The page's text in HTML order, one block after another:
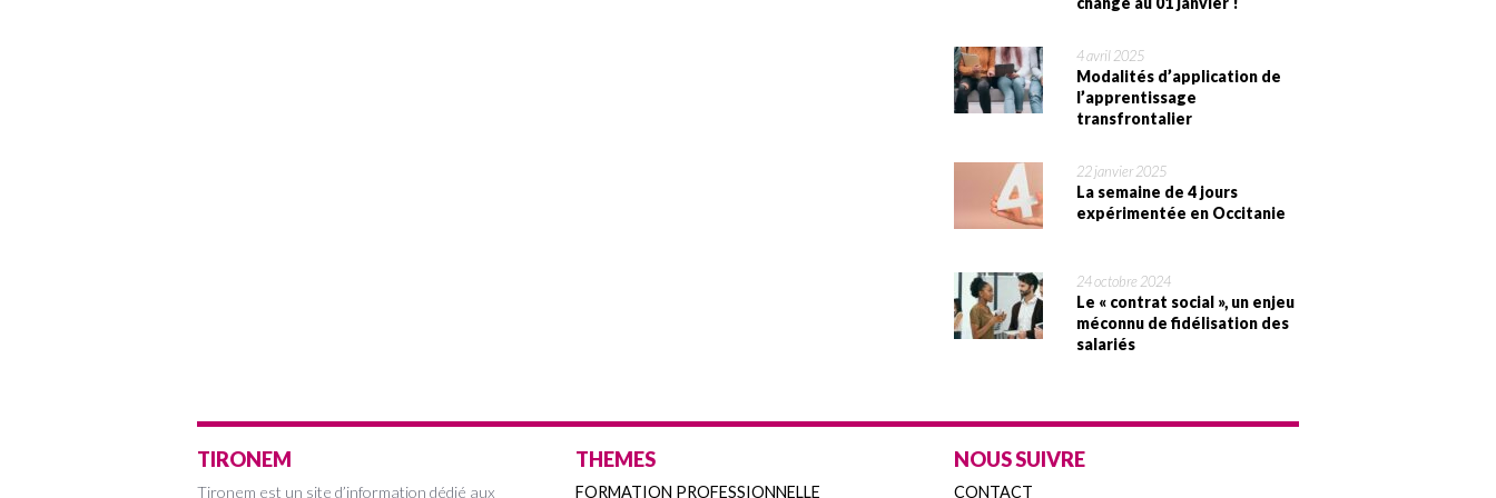
4 avril 2025
Modalités d’application de
l’apprentissage
transfrontalier
22 janvier 2025
La semaine de 4 jours
expérimentée en Occitanie
24 octobre 2024
Le « contrat social », un enjeu
méconnu de fidélisation des
salariés
TIRONEM
Tironem est un site d’information dédié aux
THEMES
FORMATION PROFESSIONNELLE
NOUS SUIVRE
CONTACT